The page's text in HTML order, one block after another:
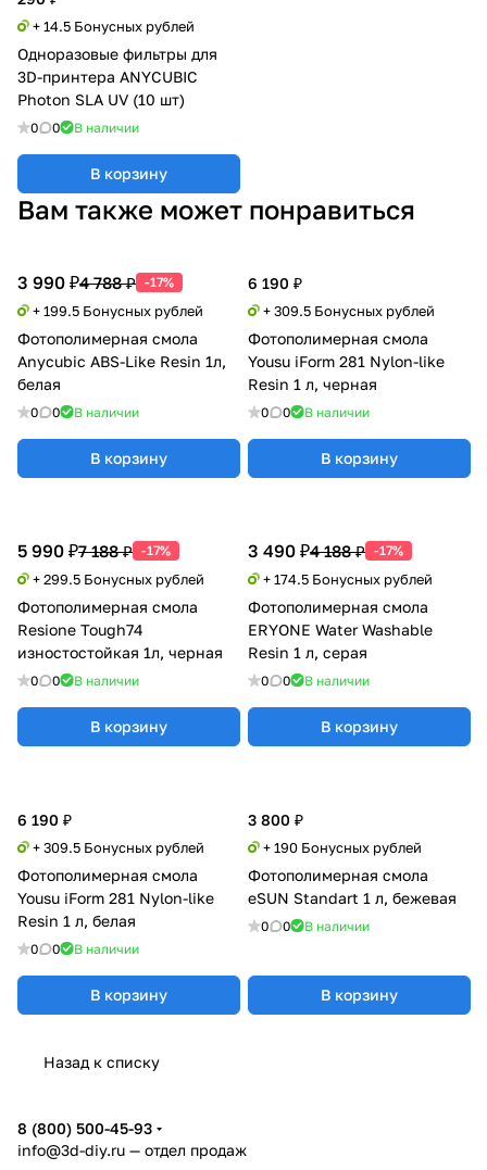
+ 14.5 Бонусных рублей
Одноразовые фильтры для
3D-принтера ANYCUBIC
Photon SLA UV (10 шт)
0 0 В наличии
В корзину
Вам также может понравиться
3 990 ₽4 788 ₽ -17%
+ 199.5 Бонусных рублей
Фотополимерная смола
Anycubic ABS-Like Resin 1л,
белая
0 0 В наличии
В корзину
6 190 ₽
+ 309.5 Бонусных рублей
Фотополимерная смола
Yousu iForm 281 Nylon-like
Resin 1 л, черная
0 0 В наличии
В корзину
5 990 ₽7 188 ₽ -17%
+ 299.5 Бонусных рублей
Фотополимерная смола
Resione Tough74
изностостойкая 1л, черная
0 0 В наличии
В корзину
3 490 ₽4 188 ₽ -17%
+ 174.5 Бонусных рублей
Фотополимерная смола
ERYONE Water Washable
Resin 1 л, серая
0 0 В наличии
В корзину
6 190 ₽
+ 309.5 Бонусных рублей
Фотополимерная смола
Yousu iForm 281 Nylon-like
Resin 1 л, белая
0 0 В наличии
В корзину
3 800 ₽
+ 190 Бонусных рублей
Фотополимерная смола
eSUN Standart 1 л, бежевая
0 0 В наличии
В корзину
Назад к списку
8 (800) 500-45-93
info@3d-diy.ru — отдел продаж